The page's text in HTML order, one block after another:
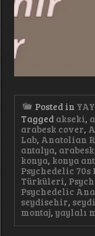
Posted in
Tagged akseki,
arabesk cover,
Lab, Anatolian
antalya, arabesk
konya, konya
Psychedelic 70s
Türküleri,
Psychedelic
seydisehir,
montaj, yaylalı